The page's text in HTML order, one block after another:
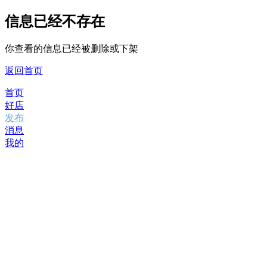
信息已经不存在
你查看的信息已经被删除或下架
返回首页
首页
好店
发布
消息
我的